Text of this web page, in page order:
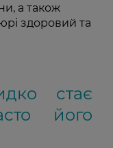
а також
здоровий та
стає
його